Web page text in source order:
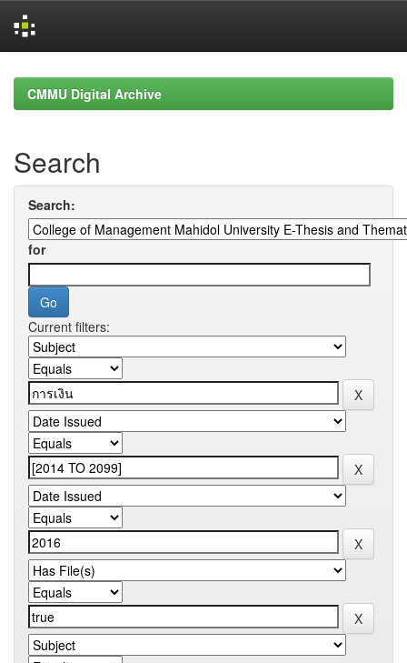
navigationCMMU Digital Archive
Search
Search:
for
Current filters: